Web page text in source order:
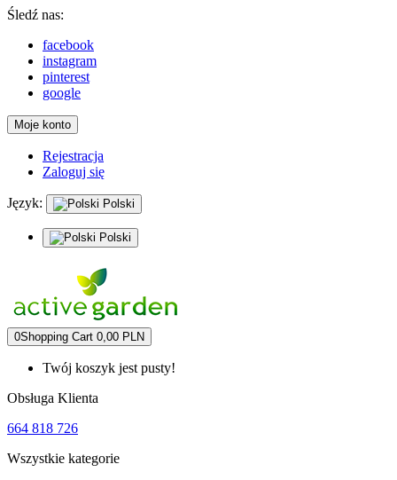
Śledź nas:
facebook
instagram
pinterest
google
Moje konto
Rejestracja
Zaloguj się
Język: Polski
Polski
0Shopping Cart 0,00 PLN
Twój koszyk jest pusty!
Obsługa Klienta
664 818 726
Wszystkie kategorie